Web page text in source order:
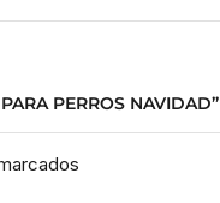
PERROS NAVIDAD”